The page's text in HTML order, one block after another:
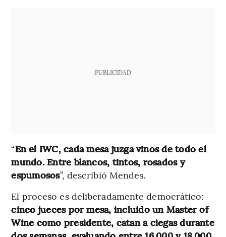
PUBLICIDAD
“En el IWC, cada mesa juzga vinos de todo el
mundo. Entre blancos, tintos, rosados y
espumosos”, describió Mendes.
El proceso es deliberadamente democrático:
cinco jueces por mesa, incluido un Master of
Wine como presidente, catan a ciegas durante